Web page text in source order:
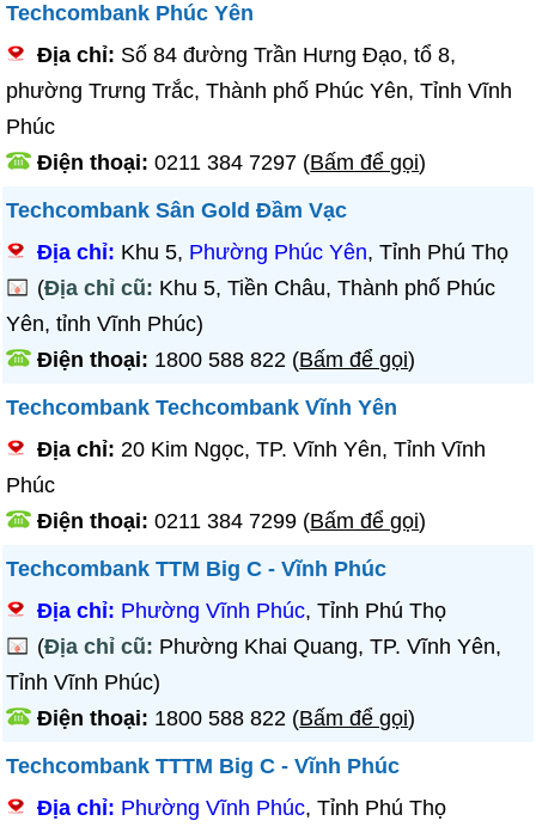
Techcombank Phúc Yên
Địa chỉ: Số 84 đường Trần Hưng Đạo, tổ 8,
phường Trưng Trắc, Thành phố Phúc Yên, Tỉnh Vĩnh
Phúc
Điện thoại:0211 384 7297 (Bấm để gọi)
Techcombank Sân Gold Đầm Vạc
Địa chỉ: Khu 5, Phường Phúc Yên, Tỉnh Phú Thọ
(Địa chỉ cũ: Khu 5, Tiền Châu, Thành phố Phúc
Yên, tỉnh Vĩnh Phúc)
Điện thoại: 1800 588 822 (Bấm để gọi)
Techcombank Techcombank Vĩnh Yên
Địa chỉ:20 Kim Ngọc, TP. Vĩnh Yên, Tỉnh Vĩnh
Phúc
Điện thoại:0211 384 7299 (Bấm để gọi)
Techcombank TTM Big C - Vĩnh Phúc
Địa chỉ: Phường Vĩnh Phúc, Tỉnh Phú Thọ
(Địa chỉ cũ: Phường Khai Quang, TP. Vĩnh Yên,
Tỉnh Vĩnh Phúc)
Điện thoại: 1800 588 822 (Bấm để gọi)
Techcombank TTTM Big C - Vĩnh Phúc
Địa chỉ: Phường Vĩnh Phúc, Tỉnh Phú Thọ